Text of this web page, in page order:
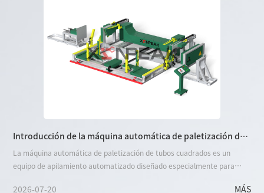
Introducción de la máquina automática de paletización de
tubos cuadrados
La máquina automática de paletización de tubos cuadrados es un
equipo de apilamiento automatizado diseñado especialmente para
2026-07-20 MÁS